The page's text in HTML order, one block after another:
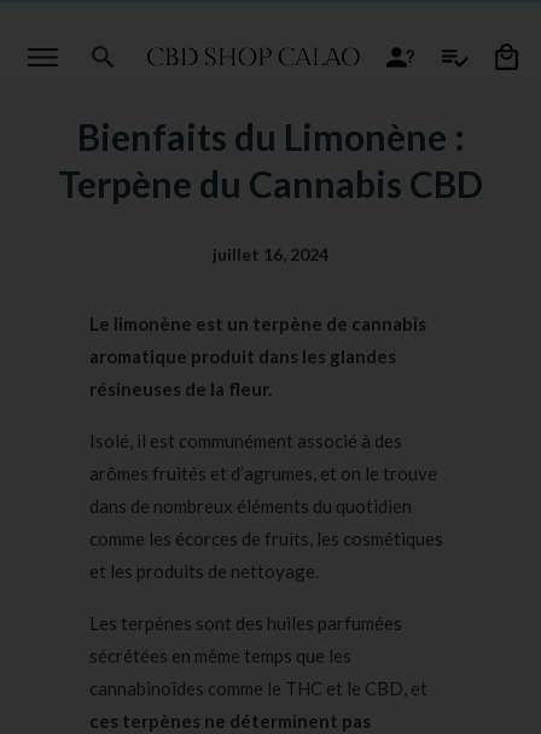
Bienfaits du Limonène :
Terpène du Cannabis CBD
juillet 16, 2024
Le limonène est un terpène de cannabis
aromatique produit dans les glandes
résineuses de la fleur.
Isolé, il est communément associé à des
arômes fruités et d’agrumes, et on le trouve
dans de nombreux éléments du quotidien
comme les écorces de fruits, les cosmétiques
et les produits de nettoyage.
Les terpènes sont des huiles parfumées
sécrétées en même temps que les
cannabinoïdes comme le THC et le CBD, et
ces terpènes ne déterminent pas